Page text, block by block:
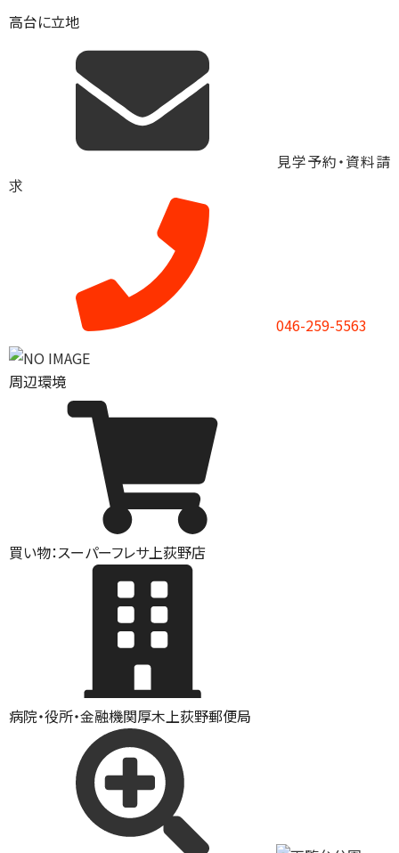
高台に立地
見学予約・資料請
求
046-259-5563
周辺環境
買い物：スーパーフレサ上荻野店
病院・役所・金融機関厚木上荻野郵便局